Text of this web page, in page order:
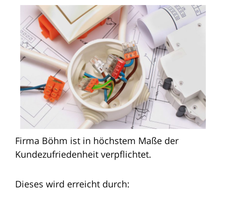
Firma Böhm ist in höchstem Maße der
Kundezufriedenheit verpflichtet.
Dieses wird erreicht durch: